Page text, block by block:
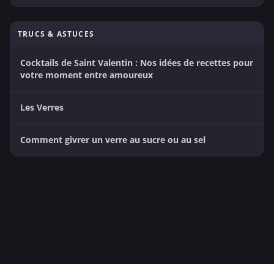
TRUCS & ASTUCES
Cocktails de Saint Valentin : Nos idées de recettes pour
votre moment entre amoureux
Les Verres
Comment givrer un verre au sucre ou au sel